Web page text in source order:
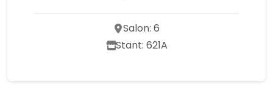
Salon: 6
Stant: 621A